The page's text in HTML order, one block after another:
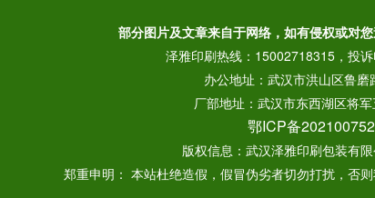
部分图片及文章来自于网络，如有侵权或对
泽雅印刷热线：15002718315，投
办公地址：武汉市洪山区鲁磨
厂部地址：武汉市东西湖区将
鄂ICP备
版权信息：武汉泽雅印刷包装有
郑重申明： 本站杜绝造假，假冒伪劣者切勿打扰，否